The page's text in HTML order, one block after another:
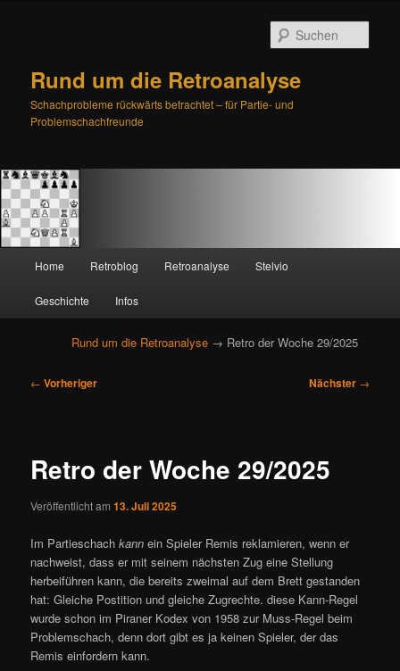
Rund um die Retroanalyse
Schachprobleme rückwärts betrachtet – für Partie- und
Problemschachfreunde
Zum
primären
Inhalt
springen
Zum
sekundären
Inhalt
springen
Home Retroblog Retroanalyse Stelvio
Geschichte Infos
Rund um die Retroanalyse → Retro der Woche 29/2025
B
a
s
a
v
i
g
a
t
i
← Vorheriger Nächster →
Retro der Woche 29/2025
Veröffentlicht am13. Juli 2025
Im Partieschachkann ein Spieler Remis reklamieren, wenn er
nachweist, dass er mit seinem nächsten Zug eine Stellung
herbeiführen kann, die bereits zweimal auf dem Brett gestanden
hat: Gleiche Postition und gleiche Zugrechte. diese Kann-Regel
wurde schon im Piraner Kodex von 1958 zur Muss-Regel beim
Problemschach, denn dort gibt es ja keinen Spieler, der das
Remis einfordern kann.